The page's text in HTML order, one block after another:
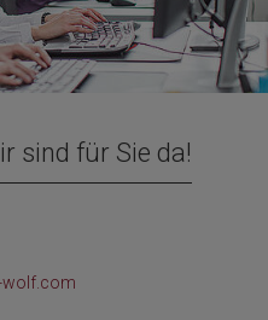
sind für Sie da!
wolf.com